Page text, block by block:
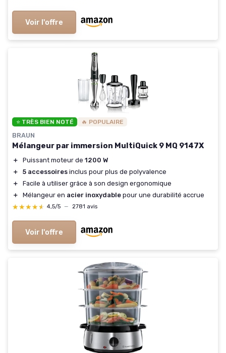
Voir l'offre
⭐ TRÈS BIEN NOTÉ 🔥 POPULAIRE
BRAUN
Mélangeur par immersion MultiQuick 9 MQ 9147X
＋ Puissant moteur de 1200 W
＋
5 accessoires inclus pour plus de polyvalence
＋
Facile à utiliser grâce à son design ergonomique
＋
Mélangeur en acier inoxydable pour une durabilité accrue
★★★★★
★★★★★ 4,5/5 — 2781 avis
Voir l'offre